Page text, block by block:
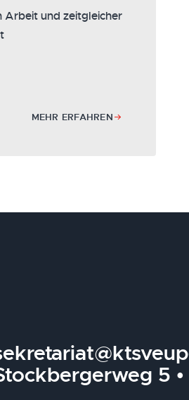
Arbeit und zeitgleicher
MEHR ERFAHREN
5